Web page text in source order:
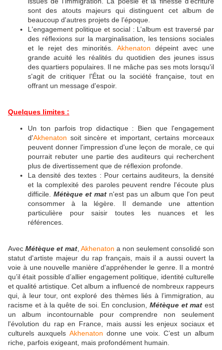
sont des atouts majeurs qui distinguent cet album de
beaucoup d'autres projets de l’époque.
L'engagement politique et social : L’album est traversé par
des réflexions sur la marginalisation, les tensions sociales
et le rejet des minorités. Akhenaton dépeint avec une
grande acuité les réalités du quotidien des jeunes issus
des quartiers populaires. Il ne mâche pas ses mots lorsqu'il
s'agit de critiquer l'État ou la société française, tout en
offrant un message d'espoir.
Quelques limites :
Un ton parfois trop didactique : Bien que l'engagement
d'Akhenaton soit sincère et important, certains morceaux
peuvent donner l'impression d'une leçon de morale, ce qui
pourrait rebuter une partie des auditeurs qui recherchent
plus de divertissement que de réflexion profonde.
La densité des textes : Pour certains auditeurs, la densité
et la complexité des paroles peuvent rendre l'écoute plus
difficile. Métèque et mat n'est pas un album que l'on peut
consommer à la légère. Il demande une attention
particulière pour saisir toutes les nuances et les
références.
Avec Métèque et mat Akhenaton a non seulement consolidé son
statut d'artiste majeur du rap français, mais il a aussi ouvert la
voie à une nouvelle manière d'appréhender le genre. Il a montré
qu’il était possible d’allier engagement politique, identité culturelle
et qualité artistique. Cet album a influencé de nombreux rappeurs
qui, à leur tour, ont exploré des thèmes liés à l’immigration, au
racisme et à la quête de soi. En conclusion, Métèque et mat est
un album incontournable pour comprendre non seulement
l'évolution du rap en France, mais aussi les enjeux sociaux et
culturels auxquels Akhenaton donne une voix. C’est un album
riche, parfois exigeant, mais profondément humain.